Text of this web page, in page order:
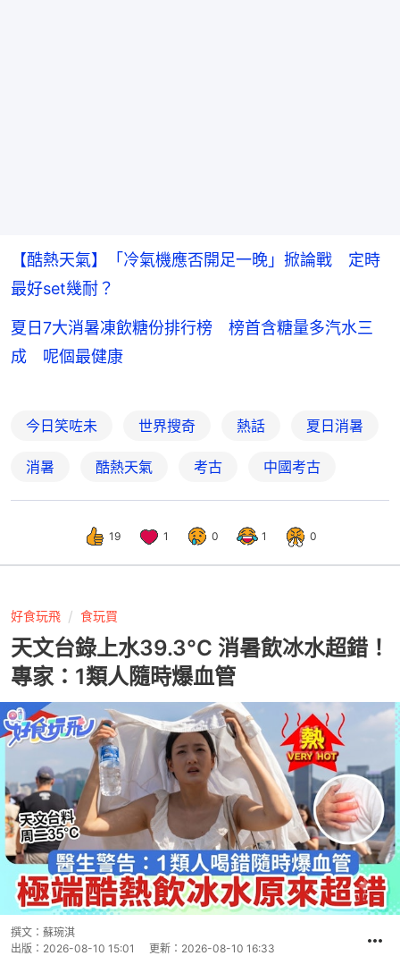
【酷熱天氣】「冷氣機應否開足一晚」掀論戰 定時
最好set幾耐？
夏日7大消暑凍飲糖份排行榜 榜首含糖量多汽水三
成 呢個最健康
今日笑咗未 世界搜奇 熱話 夏日消暑
消暑 酷熱天氣 考古 中國考古
19 1 0 1 0
好食玩飛 食玩買
天文台錄上水39.3°C 消暑飲冰水超錯！
專家：1類人隨時爆血管
撰文： 蘇琬淇
出版： 2026-08-10 15:01 更新： 2026-08-10 16:33